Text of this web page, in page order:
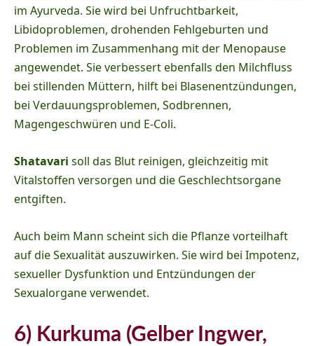
im Ayurveda. Sie wird bei Unfruchtbarkeit,
Libidoproblemen, drohenden Fehlgeburten und
Problemen im Zusammenhang mit der Menopause
angewendet. Sie verbessert ebenfalls den Milchfluss
bei stillenden Müttern, hilft bei Blasenentzündungen,
bei Verdauungsproblemen, Sodbrennen,
Magengeschwüren und E-Coli.
Shatavari soll das Blut reinigen, gleichzeitig mit
Vitalstoffen versorgen und die Geschlechtsorgane
entgiften.
Auch beim Mann scheint sich die Pflanze vorteilhaft
auf die Sexualität auszuwirken. Sie wird bei Impotenz,
sexueller Dysfunktion und Entzündungen der
Sexualorgane verwendet.
6) Kurkuma (Gelber Ingwer,